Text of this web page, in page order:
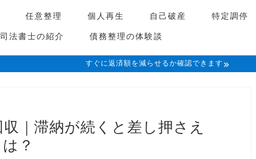
任意整理 個人再生 自己破産 特定調停
法書士の紹介
債務整理の体験談
すぐに返済額を減らせるか確認できます
｜滞納が続くと差し押さえ
？